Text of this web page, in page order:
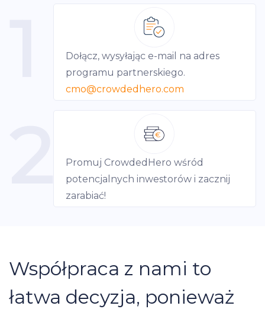
Dołącz, wysyłając e-mail na adres
programu partnerskiego.
cmo@crowdedhero.com
Promuj CrowdedHero wśród
potencjalnych inwestorów i zacznij
zarabiać!
Współpraca z nami to
łatwa decyzja, ponieważ